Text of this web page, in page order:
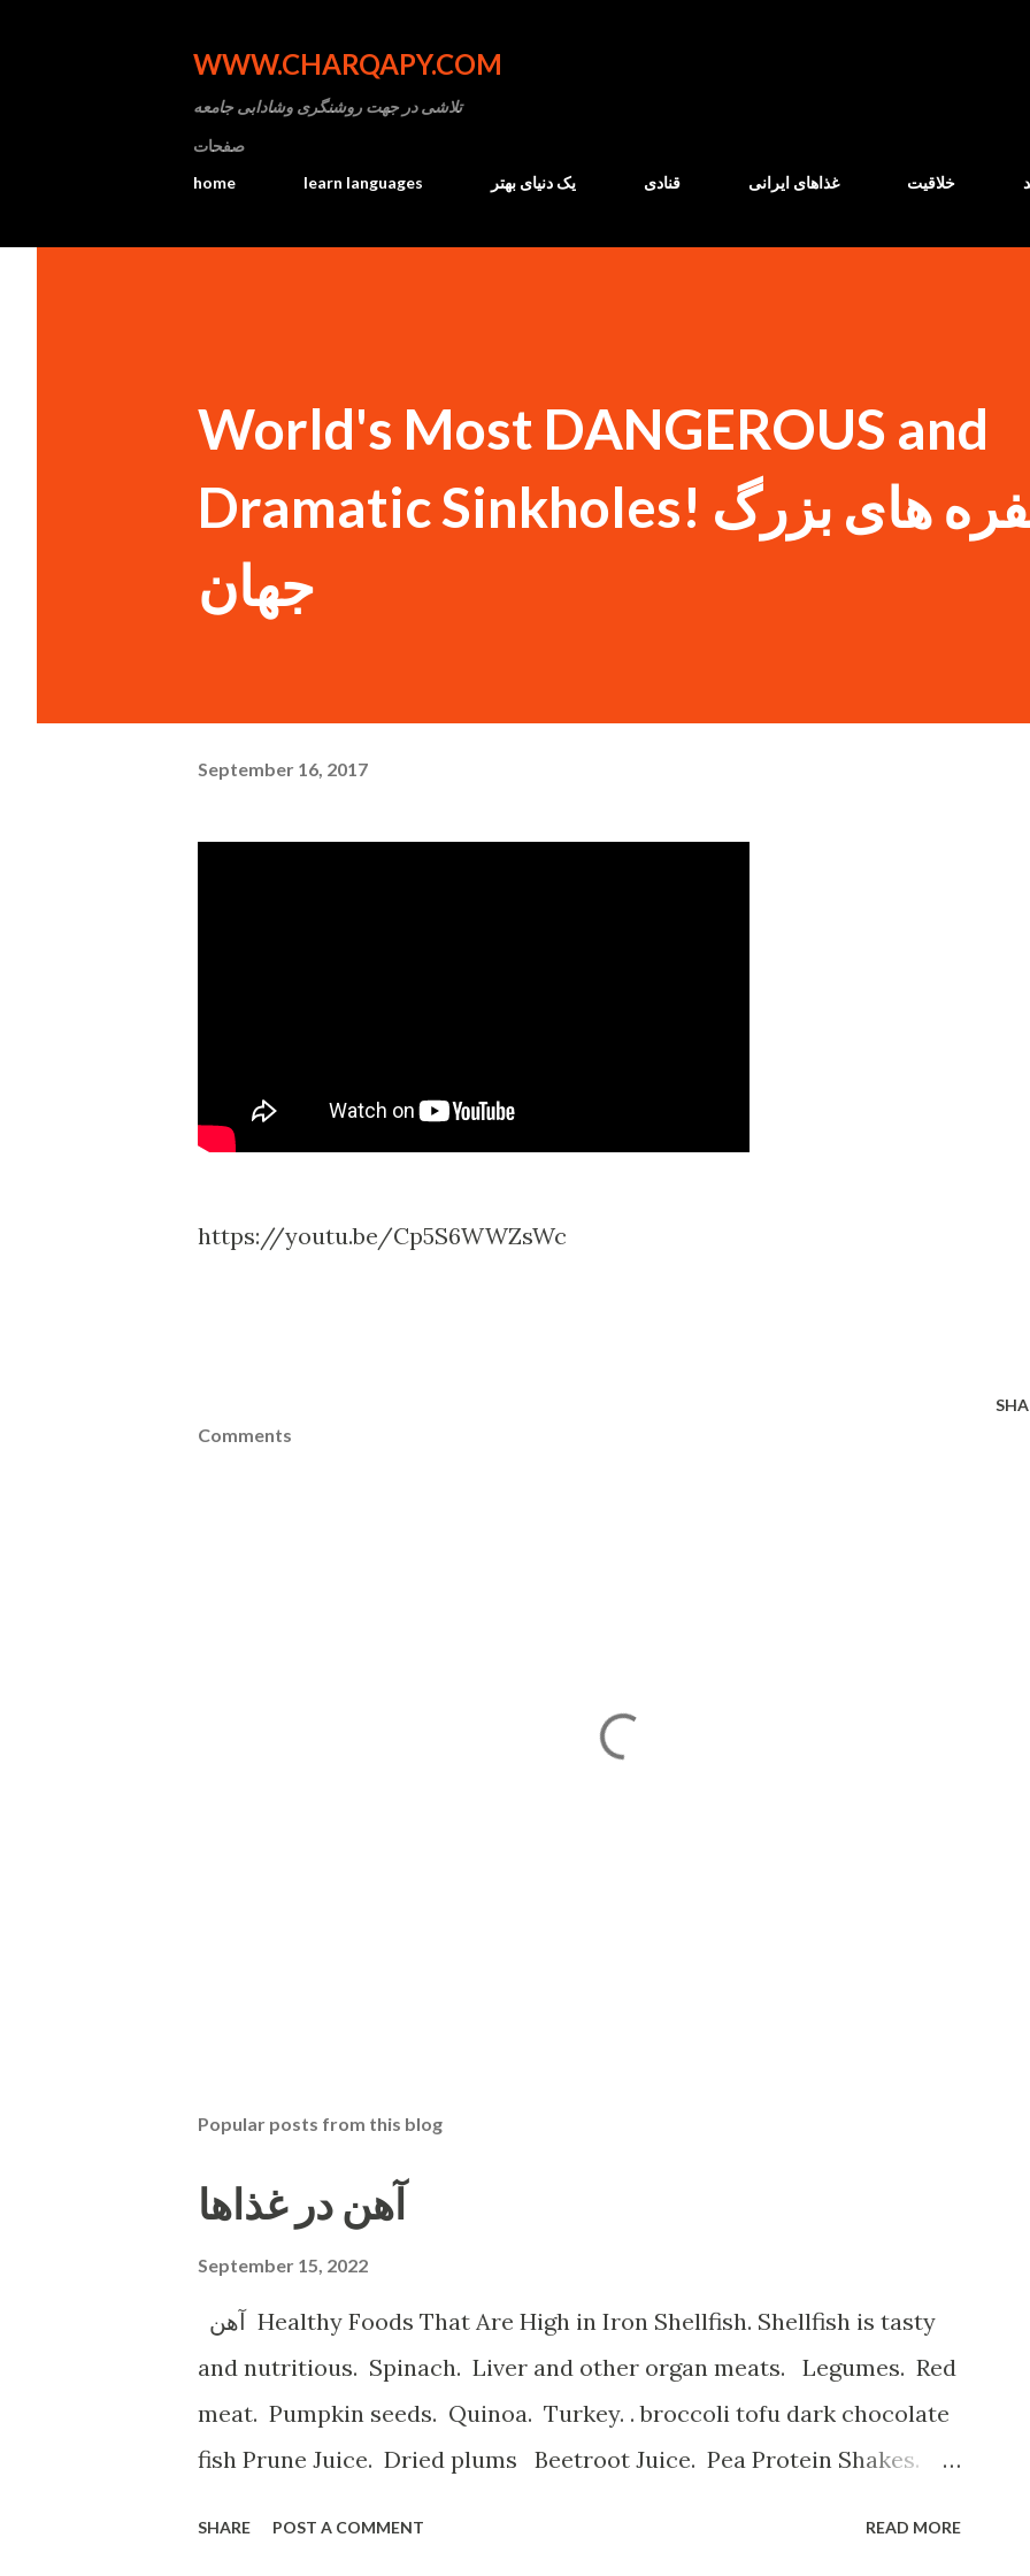
WWW.CHARQAPY.COM
تلاشی در جهت روشنگری وشادابی جامعه
صفحات
home
learn languages یک دنیای بهتر قنادی غذاهای ایرانی خلاقیت
World's Most DANGEROUS and
Dramatic Sinkholes! حفره های بزرگ
جهان
September 16, 2017
https://youtu.be/Cp5S6WWZsWc
Comments
Popular posts from this blog
آهن در غذاها
September 15, 2022
and nutritious. Spinach. Liver and other organ meats. Legumes. Red
meat. Pumpkin seeds. Quinoa. Turkey. . broccoli tofu dark chocolate
fish Prune Juice. Dried plums Beetroot Juice. Pea Protein Shakes.
SHARE POST A COMMENT READ MORE